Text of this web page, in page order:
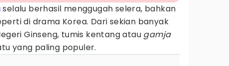
selalu berhasil menggugah selera, bahkan
di drama Korea. Dari sekian banyak
Ginseng, tumis kentang atau gamja
yang paling populer.